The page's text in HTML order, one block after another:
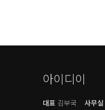
아이디이
대표 김부국 사무실